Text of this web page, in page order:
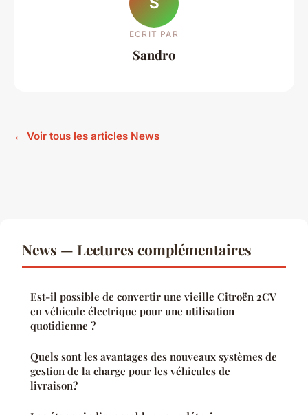
ECRIT PAR
Sandro
← Voir tous les articles News
News — Lectures complémentaires
Est-il possible de convertir une vieille Citroën 2CV
en véhicule électrique pour une utilisation
quotidienne ?
Quels sont les avantages des nouveaux systèmes de
gestion de la charge pour les véhicules de
livraison?